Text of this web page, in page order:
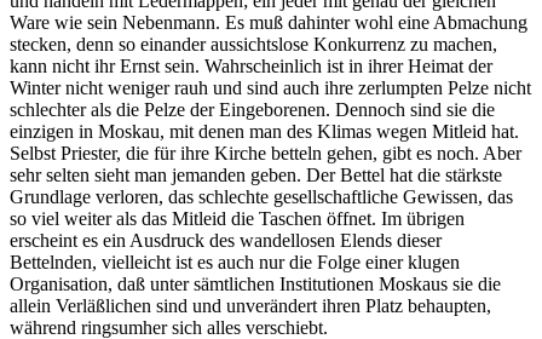
Ware wie sein Nebenmann. Es muß dahinter wohl eine Abmachung
stecken, denn so einander aussichtslose Konkurrenz zu machen,
kann nicht ihr Ernst sein. Wahrscheinlich ist in ihrer Heimat der
Winter nicht weniger rauh und sind auch ihre zerlumpten Pelze nicht
schlechter als die Pelze der Eingeborenen. Dennoch sind sie die
einzigen in Moskau, mit denen man des Klimas wegen Mitleid hat.
Selbst Priester, die für ihre Kirche betteln gehen, gibt es noch. Aber
sehr selten sieht man jemanden geben. Der Bettel hat die stärkste
Grundlage verloren, das schlechte gesellschaftliche Gewissen, das
so viel weiter als das Mitleid die Taschen öffnet. Im übrigen
erscheint es ein Ausdruck des wandellosen Elends dieser
Bettelnden, vielleicht ist es auch nur die Folge einer klugen
Organisation, daß unter sämtlichen Institutionen Moskaus sie die
allein Verläßlichen sind und unverändert ihren Platz behaupten,
während ringsumher sich alles verschiebt.